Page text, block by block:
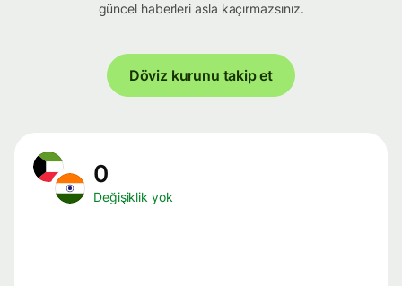
güncel haberleri asla kaçırmazsınız.
Döviz kurunu takip et
0
Değişiklik yok